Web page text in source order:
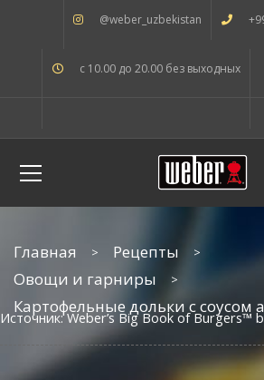
@weber_uzbekistan
с 10.00 до 20.00 без выходных
Главная
Рецепты
Овощи и гарниры
Картофельные дольки с соусом
Источник: Weber’s Big Book of Burgers™